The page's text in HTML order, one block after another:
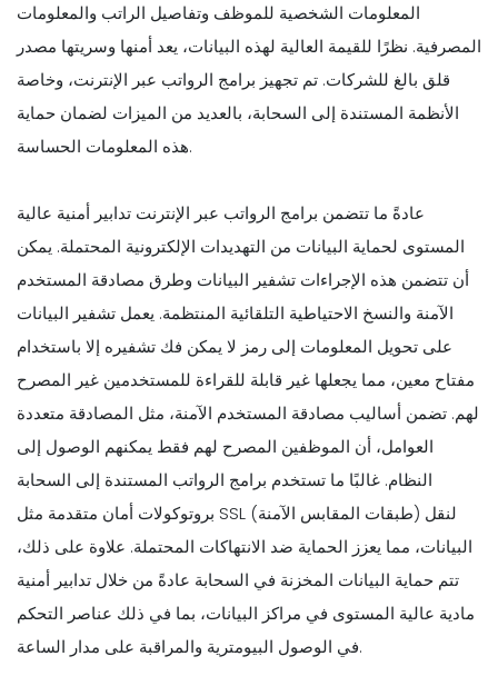
المعلومات الشخصية للموظف وتفاصيل الراتب والمعلومات
المصرفية. نظرًا للقيمة العالية لهذه البيانات، يعد أمنها وسريتها مصدر
قلق بالغ للشركات. تم تجهيز برامج الرواتب عبر الإنترنت، وخاصة
الأنظمة المستندة إلى السحابة، بالعديد من الميزات لضمان حماية
هذه المعلومات الحساسة.
عادةً ما تتضمن برامج الرواتب عبر الإنترنت تدابير أمنية عالية
المستوى لحماية البيانات من التهديدات الإلكترونية المحتملة. يمكن
أن تتضمن هذه الإجراءات تشفير البيانات وطرق مصادقة المستخدم
الآمنة والنسخ الاحتياطية التلقائية المنتظمة. يعمل تشفير البيانات
على تحويل المعلومات إلى رمز لا يمكن فك تشفيره إلا باستخدام
مفتاح معين، مما يجعلها غير قابلة للقراءة للمستخدمين غير المصرح
لهم. تضمن أساليب مصادقة المستخدم الآمنة، مثل المصادقة متعددة
العوامل، أن الموظفين المصرح لهم فقط يمكنهم الوصول إلى
النظام. غالبًا ما تستخدم برامج الرواتب المستندة إلى السحابة
بروتوكولات أمان متقدمة مثل SSL (طبقات المقابس الآمنة) لنقل
البيانات، مما يعزز الحماية ضد الانتهاكات المحتملة. علاوة على ذلك،
تتم حماية البيانات المخزنة في السحابة عادةً من خلال تدابير أمنية
مادية عالية المستوى في مراكز البيانات، بما في ذلك عناصر التحكم
في الوصول البيومترية والمراقبة على مدار الساعة.